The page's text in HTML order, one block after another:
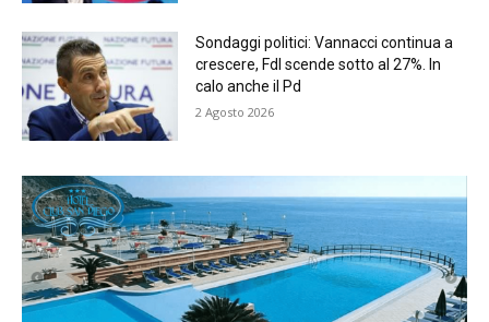
Sondaggi politici: Vannacci continua a
crescere, FdI scende sotto al 27%. In
calo anche il Pd
2 Agosto 2026